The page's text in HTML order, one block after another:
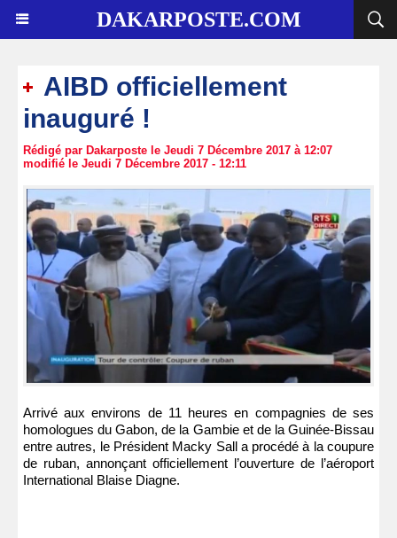
DAKARPOSTE.COM
AIBD officiellement
inauguré !
Rédigé par Dakarposte le Jeudi 7 Décembre 2017 à 12:07
modifié le Jeudi 7 Décembre 2017 - 12:11
Arrivé aux environs de 11 heures en compagnies de ses
homologues du Gabon, de la Gambie et de la Guinée-Bissau
entre autres, le Président Macky Sall a procédé à la coupure
de ruban, annonçant officiellement l’ouverture de l’aéroport
International Blaise Diagne.